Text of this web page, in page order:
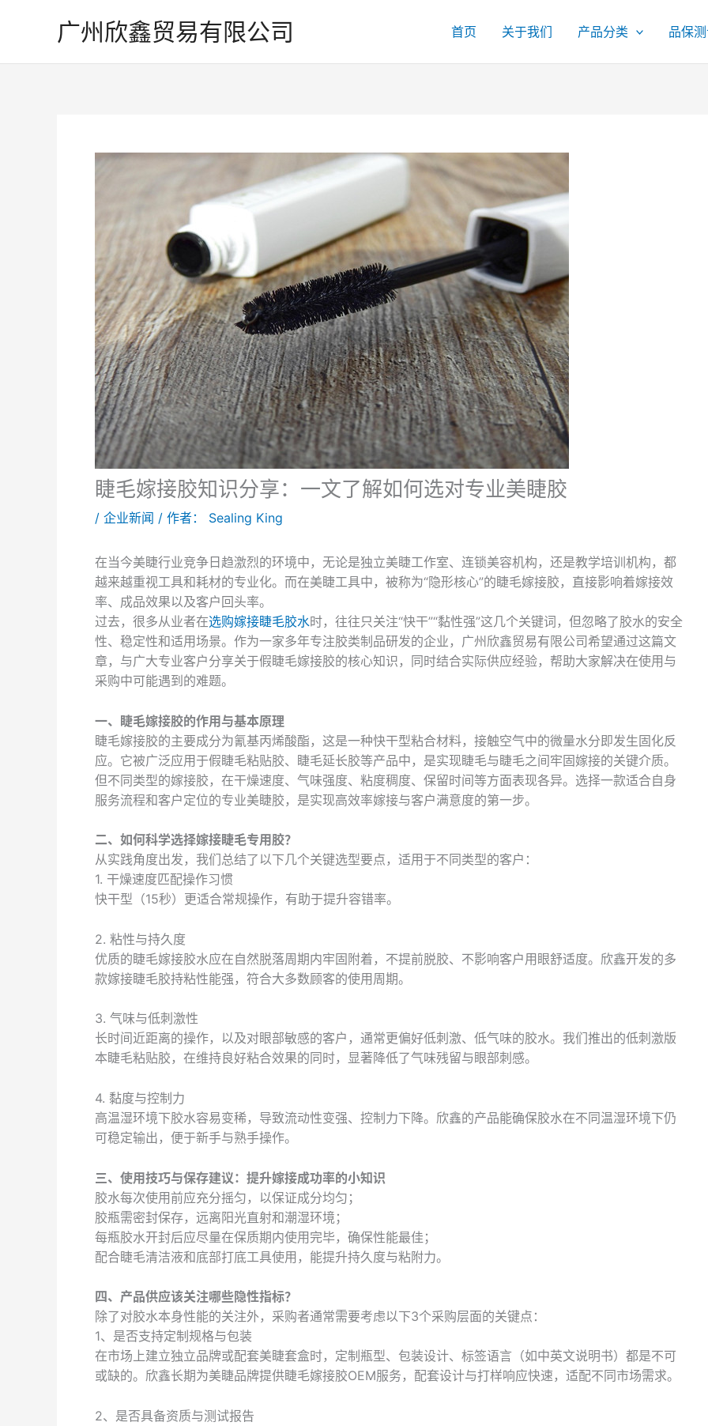
容
广州欣鑫贸易有限公司 首页 关于我们 产品分类 品保
睫毛嫁接胶知识分享：一文了解如何选对专业美睫胶
/ 企业新闻 / 作者： Sealing King
在当今美睫行业竞争日趋激烈的环境中，无论是独立美睫工作室、连锁美容机构，还是教学培训机构，都
越来越重视工具和耗材的专业化。而在美睫工具中，被称为“隐形核心”的睫毛嫁接胶，直接影响着嫁接效
率、成品效果以及客户回头率。
过去，很多从业者在选购嫁接睫毛胶水时，往往只关注“快干”“黏性强”这几个关键词，但忽略了胶水的安全
性、稳定性和适用场景。作为一家多年专注胶类制品研发的企业，广州欣鑫贸易有限公司希望通过这篇文
章，与广大专业客户分享关于假睫毛嫁接胶的核心知识，同时结合实际供应经验，帮助大家解决在使用与
采购中可能遇到的难题。
一、睫毛嫁接胶的作用与基本原理
睫毛嫁接胶的主要成分为氰基丙烯酸酯，这是一种快干型粘合材料，接触空气中的微量水分即发生固化反
应。它被广泛应用于假睫毛粘贴胶、睫毛延长胶等产品中，是实现睫毛与睫毛之间牢固嫁接的关键介质。
但不同类型的嫁接胶，在干燥速度、气味强度、粘度稠度、保留时间等方面表现各异。选择一款适合自身
服务流程和客户定位的专业美睫胶，是实现高效率嫁接与客户满意度的第一步。
二、如何科学选择嫁接睫毛专用胶？
从实践角度出发，我们总结了以下几个关键选型要点，适用于不同类型的客户：
1. 干燥速度匹配操作习惯
快干型（15秒）更适合常规操作，有助于提升容错率。
2. 粘性与持久度
优质的睫毛嫁接胶水应在自然脱落周期内牢固附着，不提前脱胶、不影响客户用眼舒适度。欣鑫开发的多
款嫁接睫毛胶持粘性能强，符合大多数顾客的使用周期。
3. 气味与低刺激性
长时间近距离的操作，以及对眼部敏感的客户，通常更偏好低刺激、低气味的胶水。我们推出的低刺激版
本睫毛粘贴胶，在维持良好粘合效果的同时，显著降低了气味残留与眼部刺感。
4. 黏度与控制力
高温湿环境下胶水容易变稀，导致流动性变强、控制力下降。欣鑫的产品能确保胶水在不同温湿环境下仍
可稳定输出，便于新手与熟手操作。
三、使用技巧与保存建议：提升嫁接成功率的小知识
胶水每次使用前应充分摇匀，以保证成分均匀；
胶瓶需密封保存，远离阳光直射和潮湿环境；
每瓶胶水开封后应尽量在保质期内使用完毕，确保性能最佳；
配合睫毛清洁液和底部打底工具使用，能提升持久度与粘附力。
四、产品供应该关注哪些隐性指标？
除了对胶水本身性能的关注外，采购者通常需要考虑以下3个采购层面的关键点：
1、是否支持定制规格与包装
在市场上建立独立品牌或配套美睫套盒时，定制瓶型、包装设计、标签语言（如中英文说明书）都是不可
或缺的。欣鑫长期为美睫品牌提供睫毛嫁接胶OEM服务，配套设计与打样响应快速，适配不同市场需求。
2、是否具备资质与测试报告